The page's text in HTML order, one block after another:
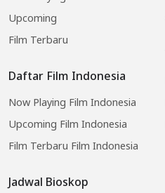
Upcoming
Film Terbaru
Daftar Film Indonesia
Now Playing Film Indonesia
Upcoming Film Indonesia
Film Terbaru Film Indonesia
Jadwal Bioskop